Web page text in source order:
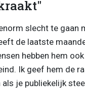
slecht te gaan
de laatste
hebben hem
Ik geef hem de
je publiekelijk